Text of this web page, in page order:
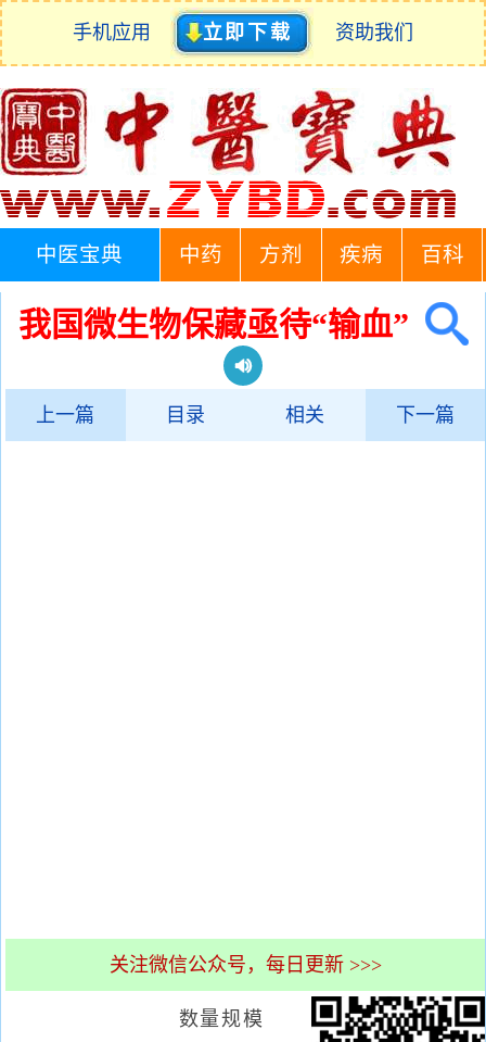
手机应用 立即下载 资助我们
中医宝典 中药 方剂 疾病 百科
我国微生物保藏亟待“输血”
上一篇 目录 相关 下一篇
关注微信公众号，每日更新 >>>
数量规模